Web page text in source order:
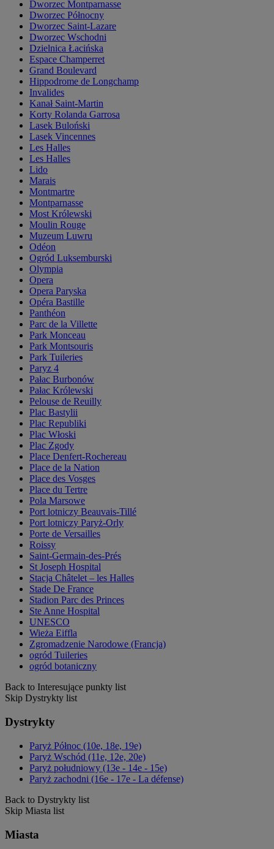
Dworzec Montparnasse
Dworzec Północny
Dworzec Saint-Lazare
Dworzec Wschodni
Dzielnica Łacińska
Espace Champerret
Grand Boulevard
Hippodrome de Longchamp
Invalides
Kanał Saint-Martin
Korty Rolanda Garrosa
Lasek Buloński
Lasek Vincennes
Les Halles
Les Halles
Lido
Marais
Montmartre
Montparnasse
Most Królewski
Moulin Rouge
Muzeum Luwru
Odéon
Ogród Luksemburski
Olympia
Opera
Opera Paryska
Opéra Bastille
Panthéon
Parc de la Villette
Park Monceau
Park Montsouris
Park Tuileries
Paryz 4
Pałac Burbonów
Pałac Królewski
Pelouse de Reuilly
Plac Bastylii
Plac Republiki
Plac Włoski
Plac Zgody
Place Denfert-Rochereau
Place de la Nation
Place des Vosges
Place du Tertre
Pola Marsowe
Port lotniczy Beauvais-Tillé
Port lotniczy Paryż-Orly
Porte de Versailles
Roissy
Saint-Germain-des-Prés
St Joseph Hospital
Stacja Châtelet – les Halles
Stade De France
Stadion Parc des Princes
Ste Anne Hospital
UNESCO
Wieża Eiffla
Zgromadzenie Narodowe (Francja)
ogród Tuileries
ogród botaniczny
Back to Interesujące punkty list
Skip Dystrykty list
Dystrykty
Paryż Północ (10e, 18e, 19e)
Paryż Wschód (11e, 12e, 20e)
Paryż południowy (13e - 14e - 15e)
Paryż zachodni (16e - 17e - La défense)
Back to Dystrykty list
Skip Miasta list
Miasta